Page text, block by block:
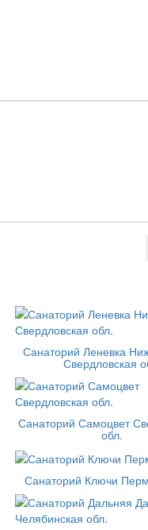
Санаторий Леневка
Свердловская
Санаторий Самоцвет
обл.
Санаторий Ключи